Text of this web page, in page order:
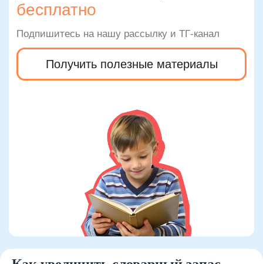
Цифровые ресурсы и
приложения, которые
действительно помогают
Современные приложения могут
значительно ускорить процесс, если
использовать их правильно. Хорошие
сервисы предлагают не просто запоминание
слов, а контекст: примеры, игры, задания на
использование. Особенно эффективны
платформы с адаптивной системой, которая
подстраивается под уровень ребенка и
постепенно усложняет задания.
Стоит выбирать ресурсы, где есть элементы
сторителлинга, озвучка и интерактив. Это
удерживает внимание и помогает лучше
запоминать слова. При этом важно